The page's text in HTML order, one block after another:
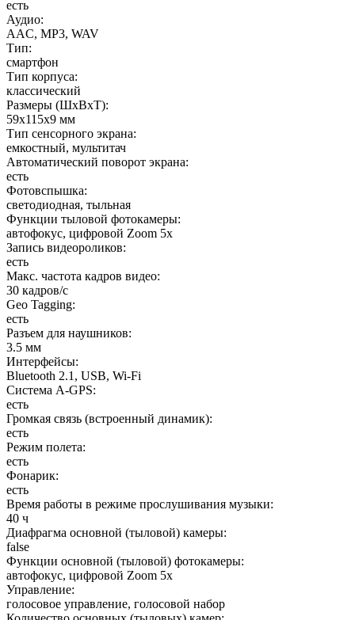
есть
Аудио:
AAC, MP3, WAV
Тип:
смартфон
Тип корпуса:
классический
Размеры (ШxВxТ):
59x115x9 мм
Тип сенсорного экрана:
емкостный, мультитач
Автоматический поворот экрана:
есть
Фотовспышка:
светодиодная, тыльная
Функции тыловой фотокамеры:
автофокус, цифровой Zoom 5x
Запись видеороликов:
есть
Макс. частота кадров видео:
30 кадров/с
Geo Tagging:
есть
Разъем для наушников:
3.5 мм
Интерфейсы:
Bluetooth 2.1, USB, Wi-Fi
Cистема A-GPS:
есть
Громкая связь (встроенный динамик):
есть
Режим полета:
есть
Фонарик:
есть
Время работы в режиме прослушивания музыки:
40 ч
Диафрагма основной (тыловой) камеры:
false
Функции основной (тыловой) фотокамеры:
автофокус, цифровой Zoom 5x
Управление:
голосовое управление, голосовой набор